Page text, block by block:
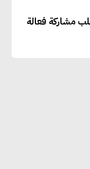
مشاركة فعالة